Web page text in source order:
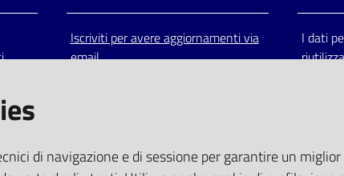
Iscriviti per avere aggiornamenti via
email
I dati
di navigazione e di sessione per garantire un